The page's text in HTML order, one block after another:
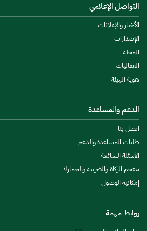
التواصل الإعلامي
الأخبار والإعلانات
الإصدارات
المجلة
الفعاليات
هوية الهيئة
الدعم والمساعدة
اتصل بنا
طلبات المساعدة والدعم
الأسئلة الشائعة
معجم الزكاة والضريبة والجمارك
إمكانية الوصول
روابط مهمة